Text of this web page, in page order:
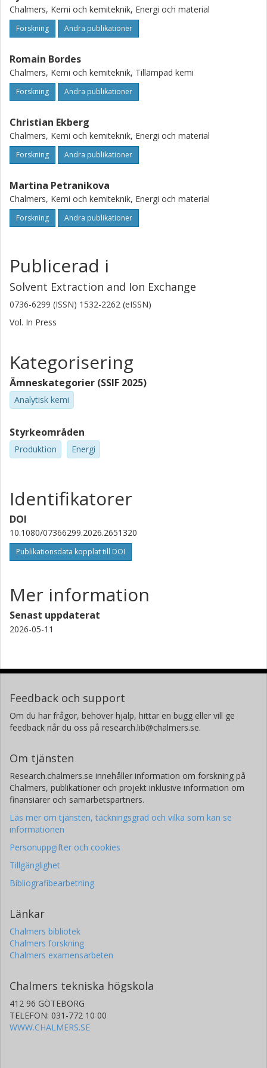
Chalmers, Kemi och kemiteknik, Energi och material
Forskning Andra publikationer
Romain Bordes
Chalmers, Kemi och kemiteknik, Tillämpad kemi
Forskning Andra publikationer
Christian Ekberg
Chalmers, Kemi och kemiteknik, Energi och material
Forskning Andra publikationer
Martina Petranikova
Chalmers, Kemi och kemiteknik, Energi och material
Forskning Andra publikationer
Publicerad i
Solvent Extraction and Ion Exchange
0736-6299 (ISSN) 1532-2262 (eISSN)
Vol. In Press
Kategorisering
Ämneskategorier (SSIF 2025)
Analytisk kemi
Styrkeområden
Produktion Energi
Identifikatorer
DOI
10.1080/07366299.2026.2651320
Publikationsdata kopplat till DOI
Mer information
Senast uppdaterat
2026-05-11
Feedback och support
Om du har frågor, behöver hjälp, hittar en bugg eller vill ge
feedback når du oss på research.lib@chalmers.se.
Om tjänsten
Research.chalmers.se innehåller information om forskning på
Chalmers, publikationer och projekt inklusive information om
finansiärer och samarbetspartners.
Läs mer om tjänsten, täckningsgrad och vilka som kan se
informationen
Personuppgifter och cookies
Tillgänglighet
Bibliografibearbetning
Länkar
Chalmers bibliotek
Chalmers forskning
Chalmers examensarbeten
Chalmers tekniska högskola
412 96 GÖTEBORG
TELEFON: 031-772 10 00
WWW.CHALMERS.SE